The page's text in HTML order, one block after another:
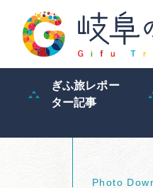
ぎふ旅レポー
ター記事